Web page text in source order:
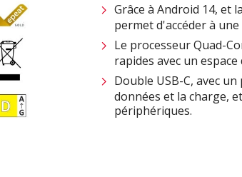
Grâce à Android 14, et
permet d'accéder à
Le processeur Quad-
rapides avec un
Double USB-C, avec
données et la charge,
périphériques.